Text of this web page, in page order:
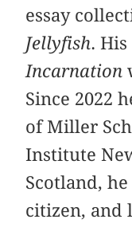
essay
Jellyfish.
Incarnation
Since 2022
of Miller
Institute
Scotland,
citizen, and